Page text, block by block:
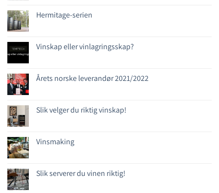
Hermitage-serien
Vinskap eller vinlagringsskap?
Årets norske leverandør 2021/2022
Slik velger du riktig vinskap!
Vinsmaking
Slik serverer du vinen riktig!